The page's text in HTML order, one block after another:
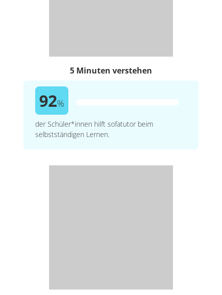
5 Minuten verstehen
92%
der Schüler*innen hilft sofatutor beim
selbstständigen Lernen.